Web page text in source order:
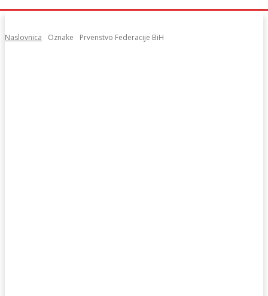
Naslovnica Oznake Prvenstvo Federacije BiH